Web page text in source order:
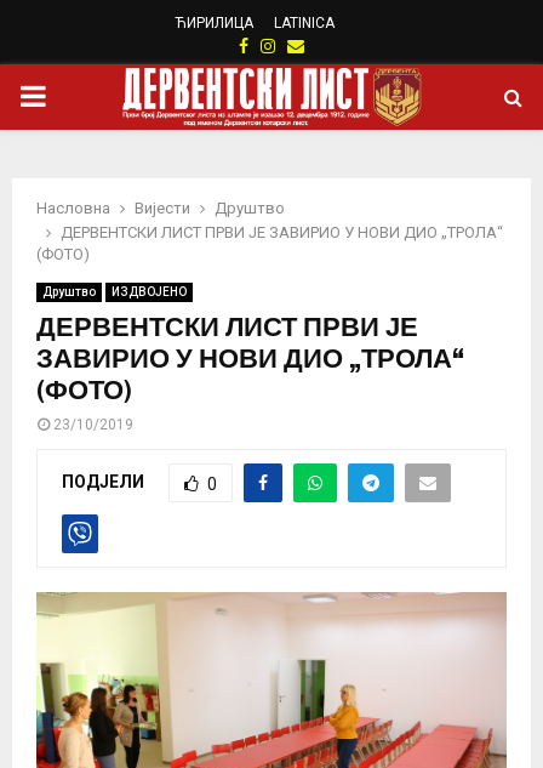
ЋИРИЛИЦА LATINICA
Facebook
Instagram
Email
PRIMARY
Насловна Вијести
Друштво
ДЕРВЕНТСКИ ЛИСТ ПРВИ ЈЕ ЗАВИРИО У НОВИ ДИО „ТРОЛА“
(ФОТО)
Друштво ИЗДВОЈЕНО
ДЕРВЕНТСКИ ЛИСТ ПРВИ ЈЕ
ЗАВИРИО У НОВИ ДИО „ТРОЛА“
(ФОТО)
23/10/2019
ПОДЈЕЛИ 0